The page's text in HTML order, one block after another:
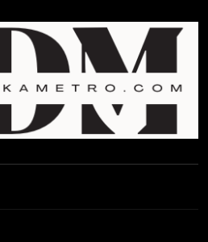
প্রথম শ্রেণি ছাড়া অন্য সব শ্রেণিতে
হবে ভর্তি পরীক্ষা: শিক্ষা মন্ত্রণালয়
জনগনের অধিকার আদায়ে এসেছিঃ
জামাতের আমির